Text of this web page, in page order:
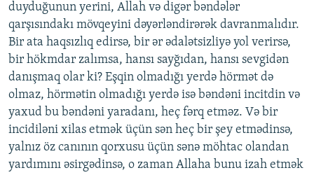
duyduğunun yerini, Allah və digər bəndələr
qarşısındakı mövqeyini dəyərləndirərək davranmalıdır.
Bir ata haqsızlıq edirsə, bir ər ədalətsizliyə yol verirsə,
bir hökmdar zalımsa, hansı sayğıdan, hansı sevgidən
danışmaq olar ki? Eşqin olmadığı yerdə hörmət də
olmaz, hörmətin olmadığı yerdə isə bəndəni incitdin və
yaxud bu bəndəni yaradanı, heç fərq etməz. Və bir
incidiləni xilas etmək üçün sən heç bir şey etmədinsə,
yalnız öz canının qorxusu üçün sənə möhtac olandan
yardımını əsirgədinsə, o zaman Allaha bunu izah etmək